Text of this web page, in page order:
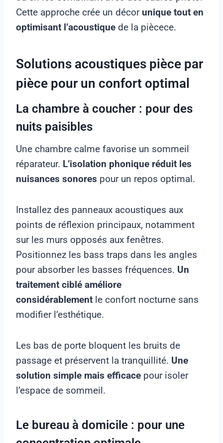
Cette approche crée un décor unique tout en
optimisant l’acoustique de la piècece.
Solutions acoustiques pièce par
pièce pour un confort optimal
La chambre à coucher : pour des
nuits paisibles
Une chambre calme favorise un sommeil
réparateur. L’isolation phonique réduit les
nuisances sonores pour un repos optimal.
Installez des panneaux acoustiques aux
points de réflexion principaux, notamment
sur les murs opposés aux fenêtres.
Positionnez les bass traps dans les angles
pour absorber les basses fréquences. Un
traitement ciblé améliore
considérablement le confort nocturne sans
modifier l’esthétique.
Les bas de porte bloquent les bruits de
passage et préservent la tranquillité. Une
solution simple mais efficace pour isoler
l’espace de sommeil.
Le bureau à domicile : pour une